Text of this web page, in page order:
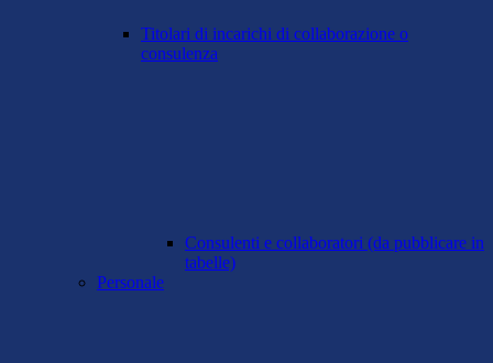
Titolari di incarichi di collaborazione o
consulenza
Consulenti e collaboratori (da pubblicare in
tabelle)
Personale